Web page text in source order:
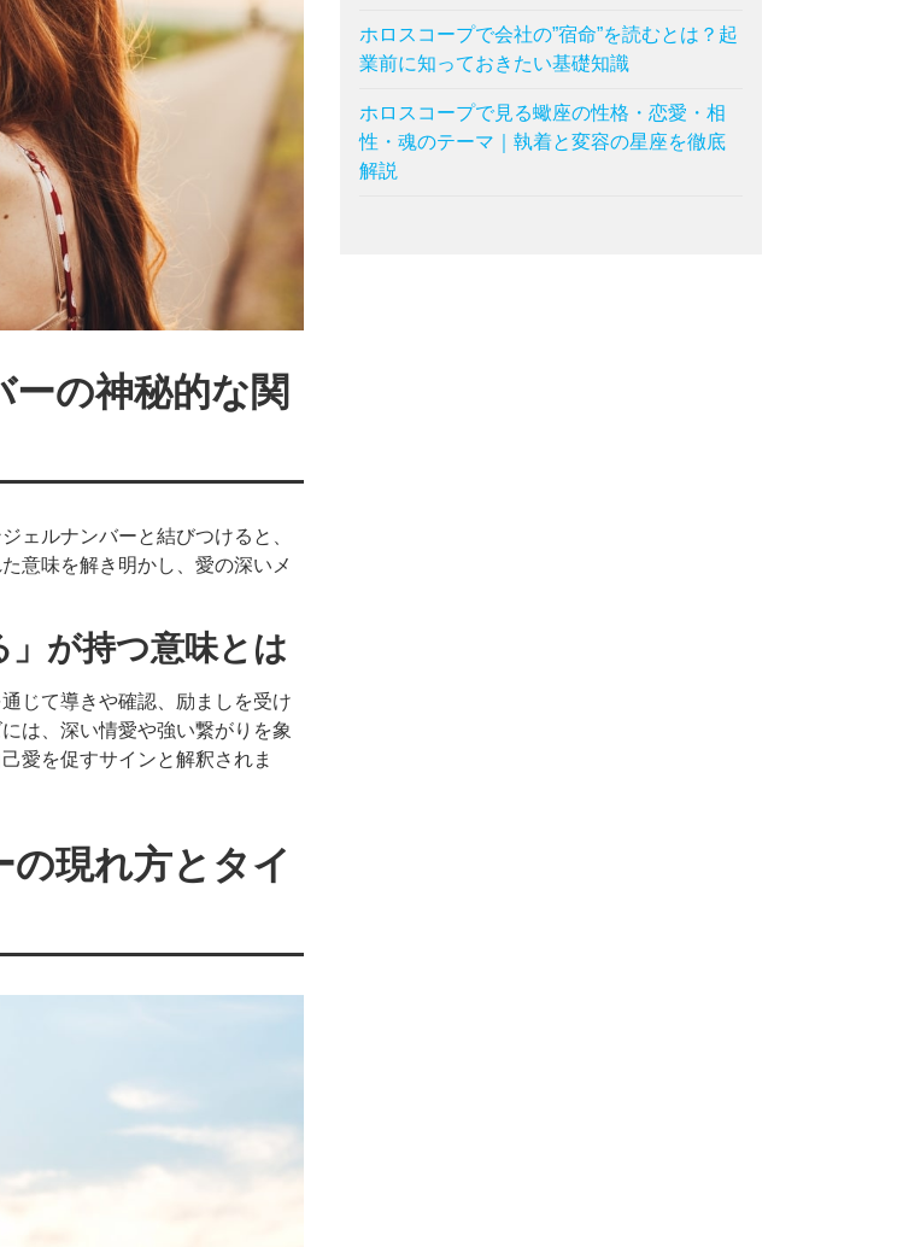
ーの神秘的な関
ェルナンバーと結びつけると、
意味を解き明かし、愛の深いメ
が持つ意味とは
じて導きや確認、励ましを受け
は、深い情愛や強い繋がりを象
愛を促すサインと解釈されま
の現れ方とタイ
ホロスコープで会社の”宿命”を読むとは？起
業前に知っておきたい基礎知識
ホロスコープで見る蠍座の性格・恋愛・相
性・魂のテーマ｜執着と変容の星座を徹底
解説